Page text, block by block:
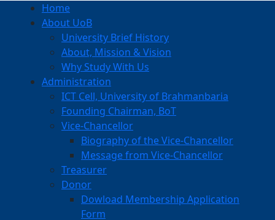
Home
About UoB
University Brief History
About, Mission & Vision
Why Study With Us
Administration
ICT Cell, University of Brahmanbaria
Founding Chairman, BoT
Vice-Chancellor
Biography of the Vice-Chancellor
Message from Vice-Chancellor
Treasurer
Donor
Dowload Membership Application
Form